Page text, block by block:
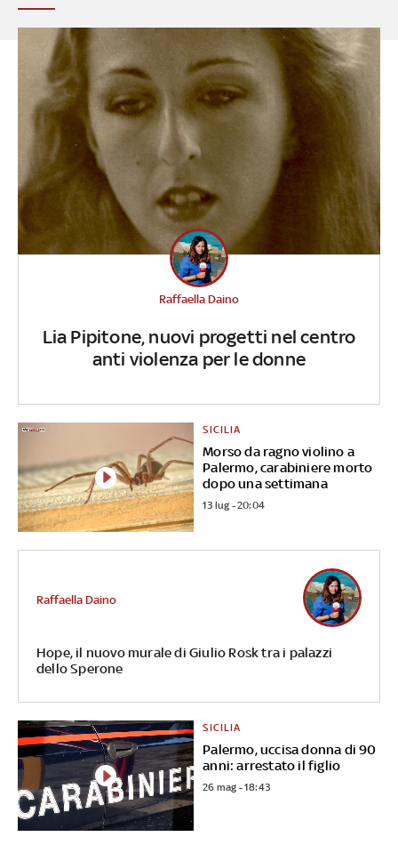
Lia Pipitone, nuovi progetti nel centro
anti violenza per le donne
Raffaella Daino
Morso da ragno violino a
Palermo, carabiniere morto
dopo una settimana
SICILIA
13 lug - 20:04
Hope, il nuovo murale di Giulio Rosk tra i palazzi
dello Sperone
Raffaella Daino
Palermo, uccisa donna di 90
anni: arrestato il figlio
SICILIA
26 mag - 18:43